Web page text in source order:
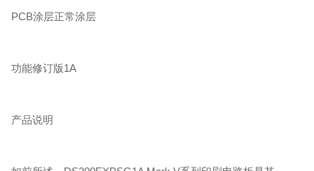
PCB涂层正常涂层
功能修订版1A
产品说明